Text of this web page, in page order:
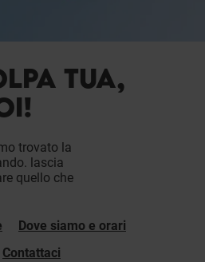
TUA,
trovato la
lascia
quello che
Dove siamo e orari
Contattaci